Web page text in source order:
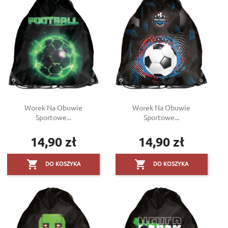
Worek Na Obuwie
Sportowe...
Cena
14,90 zł
 DO KOSZYKA
Worek Na Obuwie
Sportowe...
Cena
14,90 zł
 DO KOSZYKA